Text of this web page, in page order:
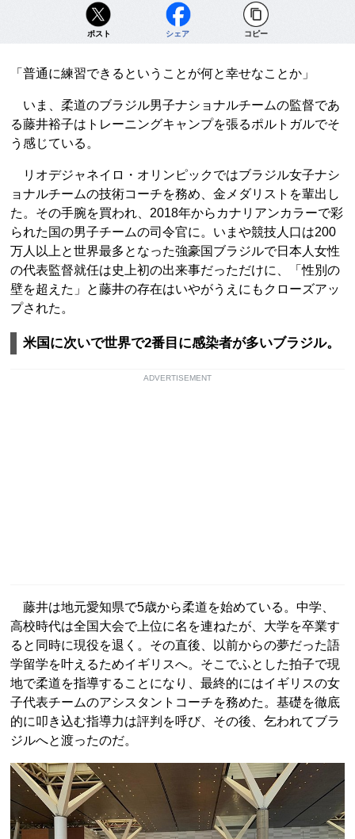
ポスト シェア コピー
「普通に練習できるということが何と幸せなことか」
いま、柔道のブラジル男子ナショナルチームの監督であ
る藤井裕子はトレーニングキャンプを張るポルトガルでそ
う感じている。
リオデジャネイロ・オリンピックではブラジル女子ナシ
ョナルチームの技術コーチを務め、金メダリストを輩出し
た。その手腕を買われ、2018年からカナリアンカラーで彩
られた国の男子チームの司令官に。いまや競技人口は200
万人以上と世界最多となった強豪国ブラジルで日本人女性
の代表監督就任は史上初の出来事だっただけに、「性別の
壁を超えた」と藤井の存在はいやがうえにもクローズアッ
プされた。
米国に次いで世界で2番目に感染者が多いブラジル。
ADVERTISEMENT
藤井は地元愛知県で5歳から柔道を始めている。中学、
高校時代は全国大会で上位に名を連ねたが、大学を卒業す
ると同時に現役を退く。その直後、以前からの夢だった語
学留学を叶えるためイギリスへ。そこでふとした拍子で現
地で柔道を指導することになり、最終的にはイギリスの女
子代表チームのアシスタントコーチを務めた。基礎を徹底
的に叩き込む指導力は評判を呼び、その後、乞われてブラ
ジルへと渡ったのだ。